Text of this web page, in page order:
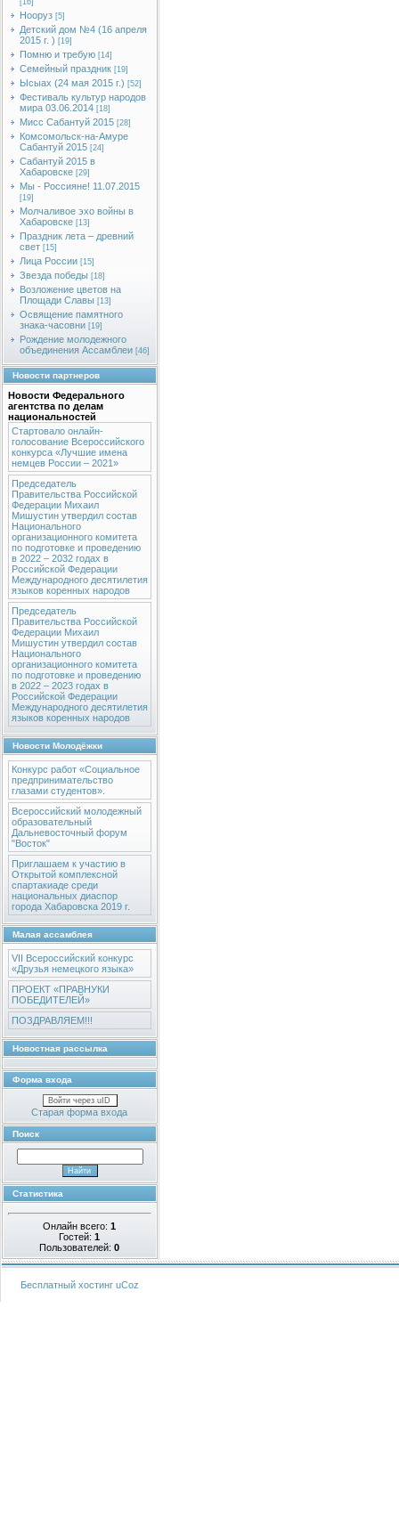
[16]
Нооруз [5]
Детский дом №4 (16 апреля
2015 г. ) [19]
Помню и требую [14]
Семейный праздник [19]
Ысыах (24 мая 2015 г.) [52]
Фестиваль культур народов
мира 03.06.2014 [18]
Мисс Сабантуй 2015 [28]
Комсомольск-на-Амуре
Сабантуй 2015 [24]
Сабантуй 2015 в
Хабаровске [29]
Мы - Россияне! 11.07.2015
[19]
Молчаливое эхо войны в
Хабаровске [13]
Праздник лета – древний
свет [15]
Лица России [15]
Звезда победы [18]
Возложение цветов на
Площади Славы [13]
Освящение памятного
знака-часовни [19]
Рождение молодежного
объединения Ассамблеи [46]
Новости партнеров
Новости Федерального
агентства по делам
национальностей
Стартовало онлайн-
голосование Всероссийского
конкурса «Лучшие имена
немцев России – 2021»
Председатель
Правительства Российской
Федерации Михаил
Мишустин утвердил состав
Национального
организационного комитета
по подготовке и проведению
в 2022 – 2032 годах в
Российской Федерации
Международного десятилетия
языков коренных народов
Председатель
Правительства Российской
Федерации Михаил
Мишустин утвердил состав
Национального
организационного комитета
по подготовке и проведению
в 2022 – 2023 годах в
Российской Федерации
Международного десятилетия
языков коренных народов
Новости Молодёжки
Конкурс работ «Социальное
предпринимательство
глазами студентов».
Всероссийский молодежный
образовательный
Дальневосточный форум
"Восток"
Приглашаем к участию в
Открытой комплексной
спартакиаде среди
национальных диаспор
города Хабаровска 2019 г.
Малая ассамблея
VII Всероссийский конкурс
«Друзья немецкого языка»
ПРОЕКТ «ПРАВНУКИ
ПОБЕДИТЕЛЕЙ»
ПОЗДРАВЛЯЕМ!!!
Новостная рассылка
Форма входа
Войти через uID
Старая форма входа
Поиск
Статистика
Онлайн всего:1
Гостей:1
Пользователей:0
Бесплатный хостинг uCoz